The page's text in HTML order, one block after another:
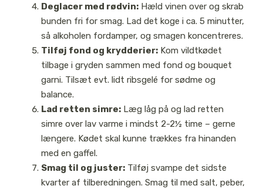
Deglacer med rødvin:Hæld vinen over og skrab
bunden fri for smag. Lad det koge i ca. 5 minutter,
så alkoholen fordamper, og smagen koncentreres.
Tilføj fond og krydderier:Kom vildtkødet
tilbage i gryden sammen med fond og bouquet
garni. Tilsæt evt. lidt ribsgelé for sødme og
balance.
Lad retten simre:Læg låg på og lad retten
simre over lav varme i mindst 2-2½ time – gerne
længere. Kødet skal kunne trækkes fra hinanden
med en gaffel.
Smag til og juster:Tilføj svampe det sidste
kvarter af tilberedningen. Smag til med salt, peber,